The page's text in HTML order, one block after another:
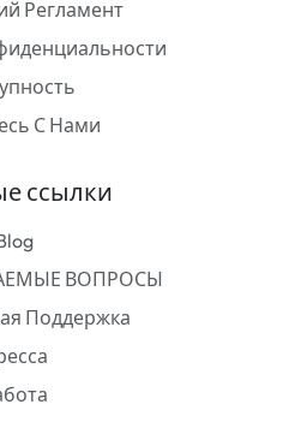
Регламент
С Нами
ссылки
ВОПРОСЫ
Поддержка